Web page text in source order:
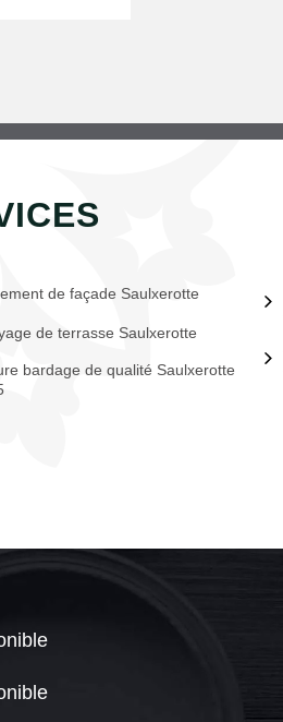
de façade Saulxerotte
de terrasse Saulxerotte
bardage de qualité Saulxerotte